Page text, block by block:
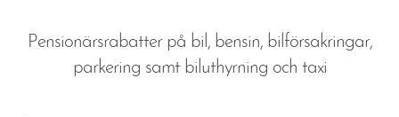
Pensionärsrabatter på bil, bensin, bilförsakringar,
parkering samt biluthyrning och taxi